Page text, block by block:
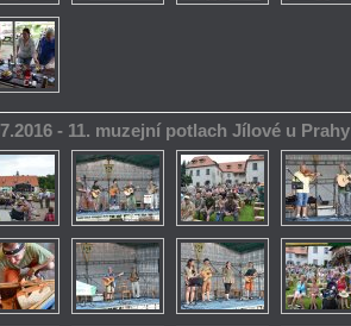
- 11. muzejní potlach Jílové u Prahy